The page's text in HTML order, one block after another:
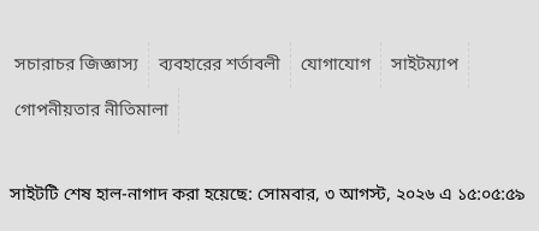
সচারাচর জিজ্ঞাস্য ব্যবহারের শর্তাবলী যোগাযোগ
সাইটম্যাপ
গোপনীয়তার নীতিমালা
সাইটটি শেষ হাল-নাগাদ করা হয়েছে: সোমবার, ৩ আগস্ট, ২০২৬ এ ১৫:০৫:৫৯